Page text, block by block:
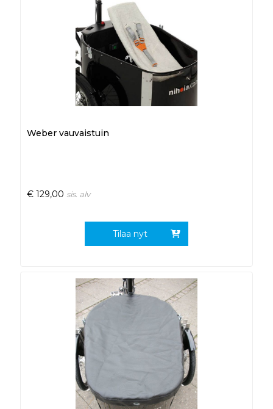
Weber vauvaistuin
€ 129,00 sis. alv
Tilaa nyt